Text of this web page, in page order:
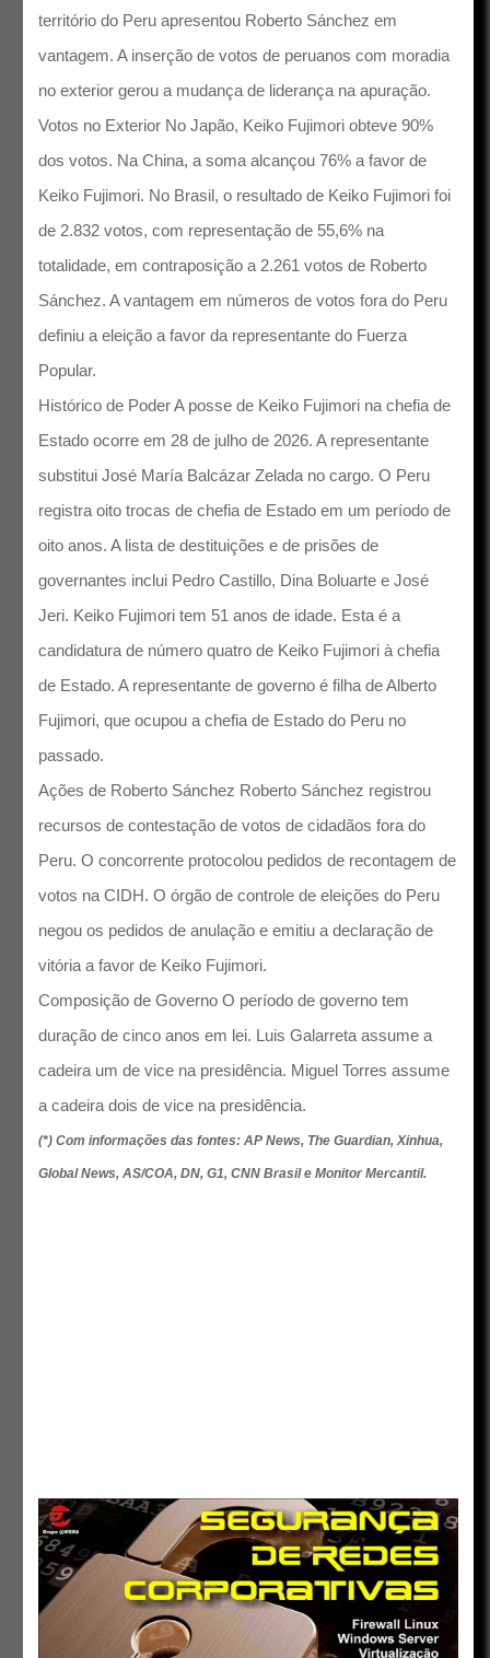
território do Peru apresentou Roberto Sánchez em
vantagem. A inserção de votos de peruanos com moradia
no exterior gerou a mudança de liderança na apuração.
Votos no Exterior No Japão, Keiko Fujimori obteve 90%
dos votos. Na China, a soma alcançou 76% a favor de
Keiko Fujimori. No Brasil, o resultado de Keiko Fujimori foi
de 2.832 votos, com representação de 55,6% na
totalidade, em contraposição a 2.261 votos de Roberto
Sánchez. A vantagem em números de votos fora do Peru
definiu a eleição a favor da representante do Fuerza
Popular.
Histórico de Poder A posse de Keiko Fujimori na chefia de
Estado ocorre em 28 de julho de 2026. A representante
substitui José María Balcázar Zelada no cargo. O Peru
registra oito trocas de chefia de Estado em um período de
oito anos. A lista de destituições e de prisões de
governantes inclui Pedro Castillo, Dina Boluarte e José
Jeri. Keiko Fujimori tem 51 anos de idade. Esta é a
candidatura de número quatro de Keiko Fujimori à chefia
de Estado. A representante de governo é filha de Alberto
Fujimori, que ocupou a chefia de Estado do Peru no
passado.
Ações de Roberto Sánchez Roberto Sánchez registrou
recursos de contestação de votos de cidadãos fora do
Peru. O concorrente protocolou pedidos de recontagem de
votos na CIDH. O órgão de controle de eleições do Peru
negou os pedidos de anulação e emitiu a declaração de
vitória a favor de Keiko Fujimori.
Composição de Governo O período de governo tem
duração de cinco anos em lei. Luis Galarreta assume a
cadeira um de vice na presidência. Miguel Torres assume
a cadeira dois de vice na presidência.
(*) Com informações das fontes: AP News, The Guardian, Xinhua,
Global News, AS/COA, DN, G1, CNN Brasil e Monitor Mercantil.